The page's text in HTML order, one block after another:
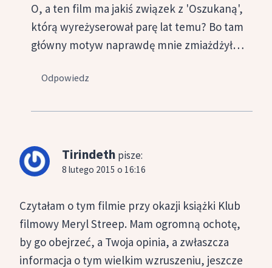
O, a ten film ma jakiś związek z 'Oszukaną',
którą wyreżyserował parę lat temu? Bo tam
główny motyw naprawdę mnie zmiażdżył…
Odpowiedz
Tirindeth pisze:
8 lutego 2015 o 16:16
Czytałam o tym filmie przy okazji książki Klub
filmowy Meryl Streep. Mam ogromną ochotę,
by go obejrzeć, a Twoja opinia, a zwłaszcza
informacja o tym wielkim wzruszeniu, jeszcze